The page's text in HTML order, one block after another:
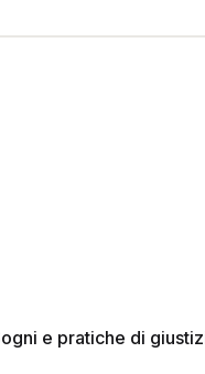
e pratiche di